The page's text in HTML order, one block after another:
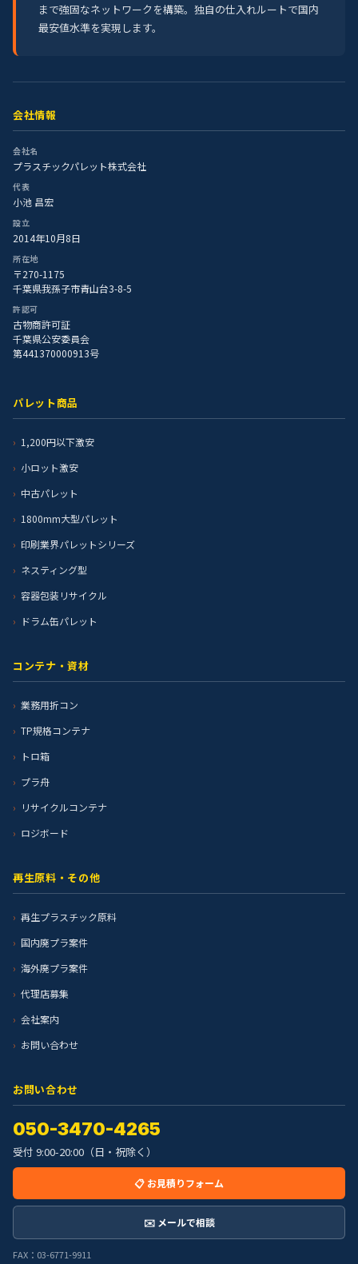
まで強固なネットワークを構築。独自の仕入れルートで国内
最安値水準を実現します。
会社情報
会社名
プラスチックパレット株式会社
代表
小池 昌宏
設立
2014年10月8日
所在地
〒270-1175
千葉県我孫子市青山台3-8-5
許認可
古物商許可証
千葉県公安委員会
第441370000913号
パレット商品
1,200円以下激安
小ロット激安
中古パレット
1800mm大型パレット
印刷業界パレットシリーズ
ネスティング型
容器包装リサイクル
ドラム缶パレット
コンテナ・資材
業務用折コン
TP規格コンテナ
トロ箱
プラ舟
リサイクルコンテナ
ロジボード
再生原料・その他
再生プラスチック原料
国内廃プラ案件
海外廃プラ案件
代理店募集
会社案内
お問い合わせ
お問い合わせ
050-3470-4265
受付 9:00-20:00（日・祝除く）
📋 お見積りフォーム
✉️ メールで相談
FAX：03-6771-9911